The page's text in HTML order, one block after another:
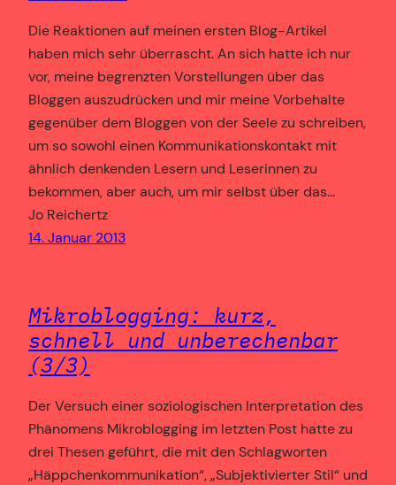
Die Reaktionen auf meinen ersten Blog-Artikel
haben mich sehr überrascht. An sich hatte ich nur
vor, meine begrenzten Vorstellungen über das
Bloggen auszudrücken und mir meine Vorbehalte
gegenüber dem Bloggen von der Seele zu schreiben,
um so sowohl einen Kommunikationskontakt mit
ähnlich denkenden Lesern und Leserinnen zu
bekommen, aber auch, um mir selbst über das…
Jo Reichertz
14. Januar 2013
Mikroblogging: kurz,
schnell und unberechenbar
(3/3)
Der Versuch einer soziologischen Interpretation des
Phänomens Mikroblogging im letzten Post hatte zu
drei Thesen geführt, die mit den Schlagworten
„Häppchenkommunikation“, „Subjektivierter Stil“ und